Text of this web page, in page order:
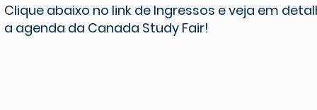
Clique abaixo no link de Ingressos e veja em
a agenda da Canada Study Fair!